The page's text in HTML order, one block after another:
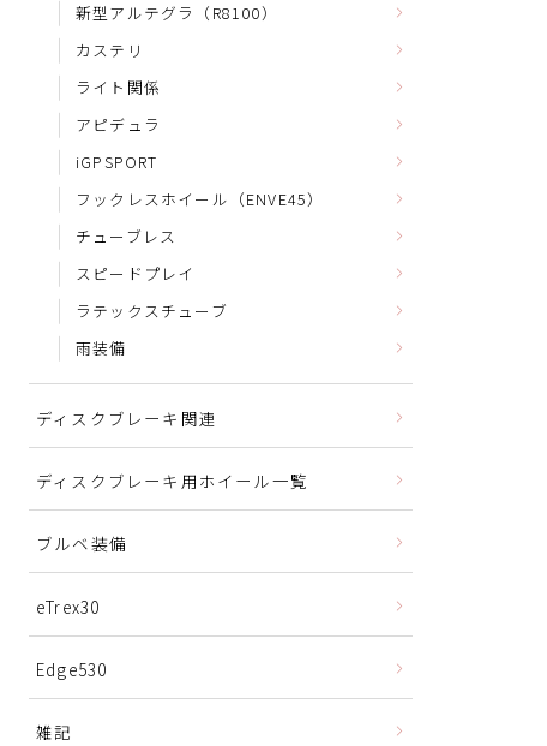
新型アルテグラ（R8100）
カステリ
ライト関係
アピデュラ
iGPSPORT
フックレスホイール（ENVE45）
チューブレス
スピードプレイ
ラテックスチューブ
雨装備
ディスクブレーキ関連
ディスクブレーキ用ホイール一覧
ブルベ装備
eTrex30
Edge530
雑記